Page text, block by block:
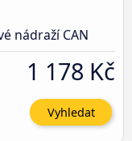
nádraží CAN
1 178 Kč
Vyhledat